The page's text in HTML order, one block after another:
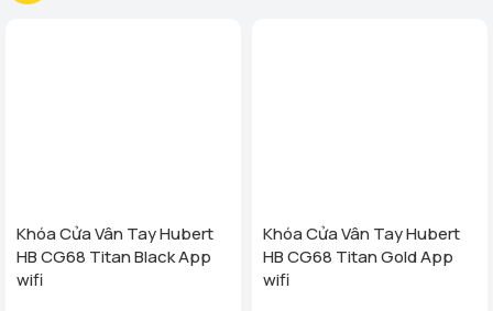
Khóa Cửa Vân Tay Hubert
HB CG68 Titan Black App
wifi
Khóa Cửa Vân Tay Hubert
HB CG68 Titan Gold App
wifi